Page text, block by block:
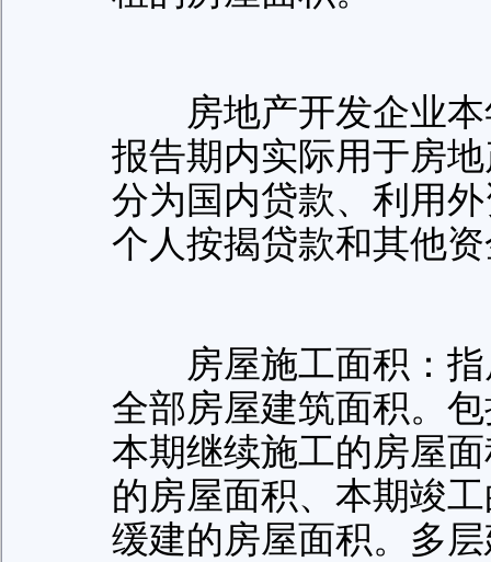
房地产开发企业本
报告期内实际用于房
分为国内贷款、利用
个人按揭贷款和其他
房屋施工面积：指
全部房屋建筑面积。
本期继续施工的房屋
的房屋面积、本期竣
缓建的房屋面积。多